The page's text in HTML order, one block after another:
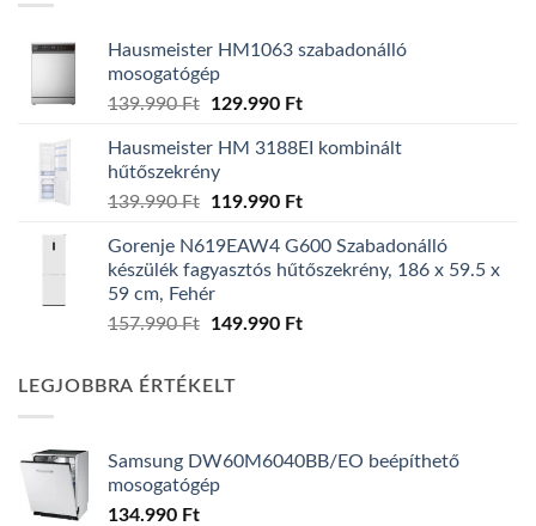
Hausmeister HM1063 szabadonálló
mosogatógép
139.990Ft
Original
was:
139.990 Ft.
129.990 FtCurrent
is:
Hausmeister HM 3188EI kombinált
hűtőszekrény
139.990Ft
Original
was:
139.990 Ft.
119.990 FtCurrent
is:
119.990 Ft.
Gorenje N619EAW4 G600 Szabadonálló
készülék fagyasztós hűtőszekrény, 186 x 59.5 x
59 cm, Fehér
157.990Ft
Original
157.990 Ft.
149.990 FtCurrent
LEGJOBBRA ÉRTÉKELT
Samsung DW60M6040BB/EO beépíthető
mosogatógép
134.990 Ft